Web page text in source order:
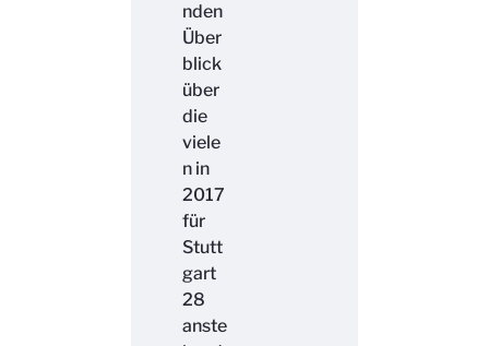
nden
Über
blick
über
die
viele
n in
2017
für
Stutt
gart
28
anste